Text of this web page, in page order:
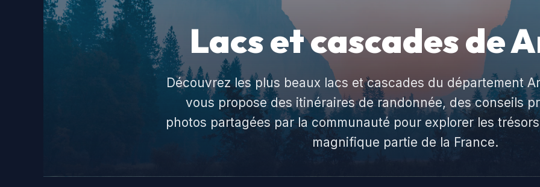
Lacs et cascades de
Découvrez les plus beaux lacs et cascades du département
vous propose des itinéraires de randonnée, des conseils
photos partagées par la communauté pour explorer les
magnifique partie de la France.